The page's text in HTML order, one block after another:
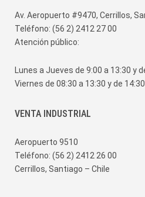
Av. Aeropuerto #9470, Cerrillos,
Teléfono: (56 2) 2412 27 00
Atención público:
Lunes a Jueves de 9:00 a 13:30 y
Viernes de 08:30 a 13:30 y de
VENTA INDUSTRIAL
Aeropuerto 9510
Teléfono: (56 2) 2412 26 00
Cerrillos, Santiago – Chile